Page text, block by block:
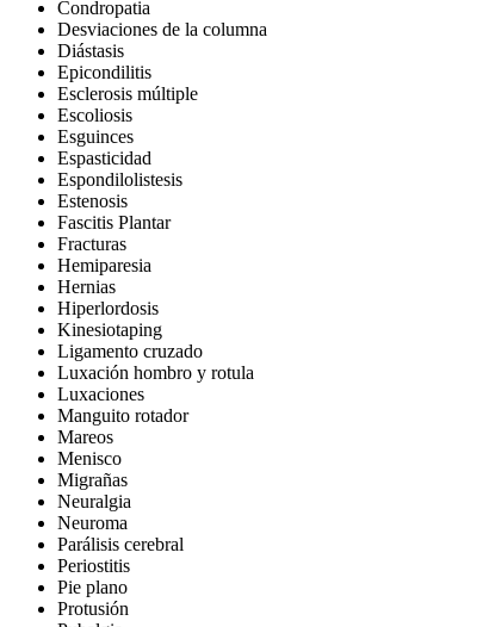
Condropatia
Desviaciones de la columna
Diástasis
Epicondilitis
Esclerosis múltiple
Escoliosis
Esguinces
Espasticidad
Espondilolistesis
Estenosis
Fascitis Plantar
Fracturas
Hemiparesia
Hernias
Hiperlordosis
Kinesiotaping
Ligamento cruzado
Luxación hombro y rotula
Luxaciones
Manguito rotador
Mareos
Menisco
Migrañas
Neuralgia
Neuroma
Parálisis cerebral
Periostitis
Pie plano
Protusión